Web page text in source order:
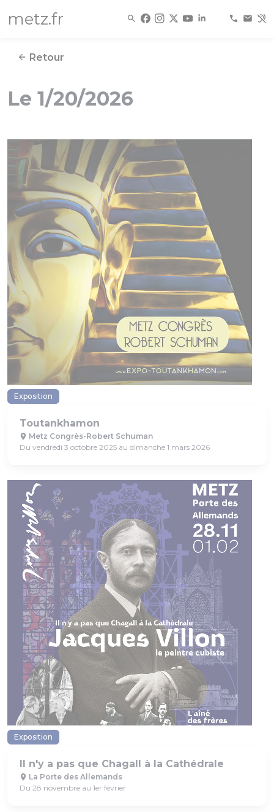
metz.fr
Retour
Le 1/20/2026
Exposition
Toutankhamon
Metz Congrès-Robert Schuman
Du vendredi 3 octobre 2025 au dimanche 1 mars 2026
Exposition
Il n'y a pas que Chagall à la Cathédrale
La Porte des Allemands
Du 28 novembre au 1er février